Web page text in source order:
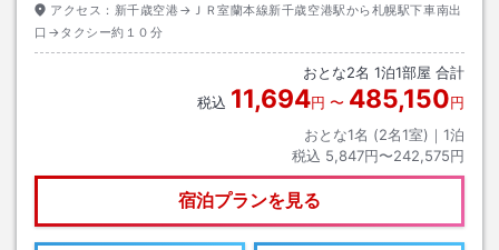
アクセス： 新千歳空港→ＪＲ室蘭本線新千歳空港駅から札幌駅下車南出
口→タクシー約１０分
おとな2名 1泊1部屋 合計
税込 11,694円 〜 485,150円
おとな1名 (2名1室)｜ 1泊
税込 5,847円〜242,575円
宿泊プランを見る